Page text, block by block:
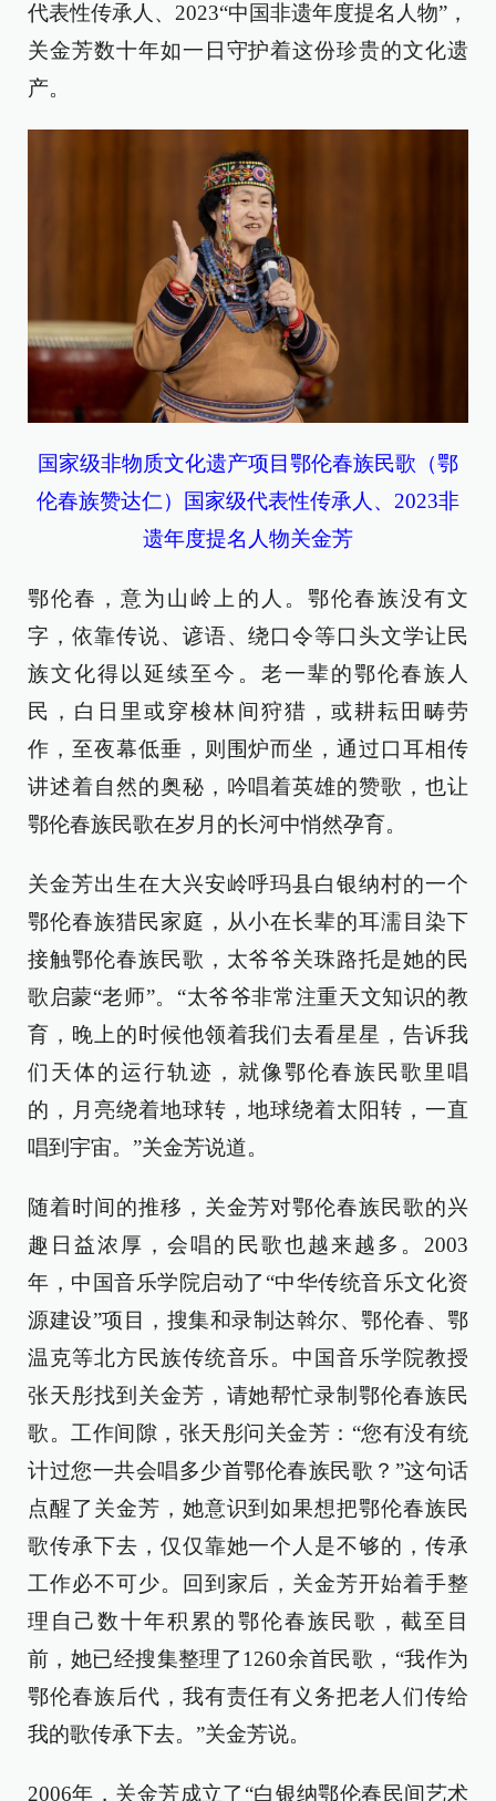
代表性传承人、2023“中国非遗年度提名人物”，
关金芳数十年如一日守护着这份珍贵的文化遗
产。
国家级非物质文化遗产项目鄂伦春族民歌（鄂
伦春族赞达仁）国家级代表性传承人、2023非
遗年度提名人物关金芳
鄂伦春，意为山岭上的人。鄂伦春族没有文
字，依靠传说、谚语、绕口令等口头文学让民
族文化得以延续至今。老一辈的鄂伦春族人
民，白日里或穿梭林间狩猎，或耕耘田畴劳
作，至夜幕低垂，则围炉而坐，通过口耳相传
讲述着自然的奥秘，吟唱着英雄的赞歌，也让
鄂伦春族民歌在岁月的长河中悄然孕育。
关金芳出生在大兴安岭呼玛县白银纳村的一个
鄂伦春族猎民家庭，从小在长辈的耳濡目染下
接触鄂伦春族民歌，太爷爷关珠路托是她的民
歌启蒙“老师”。“太爷爷非常注重天文知识的教
育，晚上的时候他领着我们去看星星，告诉我
们天体的运行轨迹，就像鄂伦春族民歌里唱
的，月亮绕着地球转，地球绕着太阳转，一直
唱到宇宙。”关金芳说道。
随着时间的推移，关金芳对鄂伦春族民歌的兴
趣日益浓厚，会唱的民歌也越来越多。2003
年，中国音乐学院启动了“中华传统音乐文化资
源建设”项目，搜集和录制达斡尔、鄂伦春、鄂
温克等北方民族传统音乐。中国音乐学院教授
张天彤找到关金芳，请她帮忙录制鄂伦春族民
歌。工作间隙，张天彤问关金芳：“您有没有统
计过您一共会唱多少首鄂伦春族民歌？”这句话
点醒了关金芳，她意识到如果想把鄂伦春族民
歌传承下去，仅仅靠她一个人是不够的，传承
工作必不可少。回到家后，关金芳开始着手整
理自己数十年积累的鄂伦春族民歌，截至目
前，她已经搜集整理了1260余首民歌，“我作为
鄂伦春族后代，我有责任有义务把老人们传给
我的歌传承下去。”关金芳说。
2006年，关金芳成立了“白银纳鄂伦春民间艺术